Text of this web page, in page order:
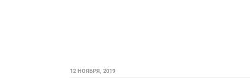
12 НОЯБРЯ, 2019